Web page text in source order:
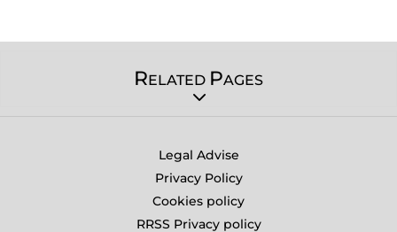
RELATED PAGES
Legal Advise
Privacy Policy
Cookies policy
RRSS Privacy policy